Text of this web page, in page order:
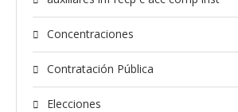
Concentraciones
Contratación Pública
Elecciones